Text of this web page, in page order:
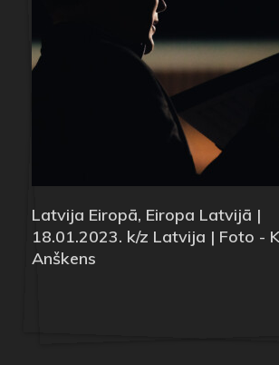
Latvija Eiropā, Eiropa Latvijā |
18.01.2023. k/z Latvija | Foto -
Anškens